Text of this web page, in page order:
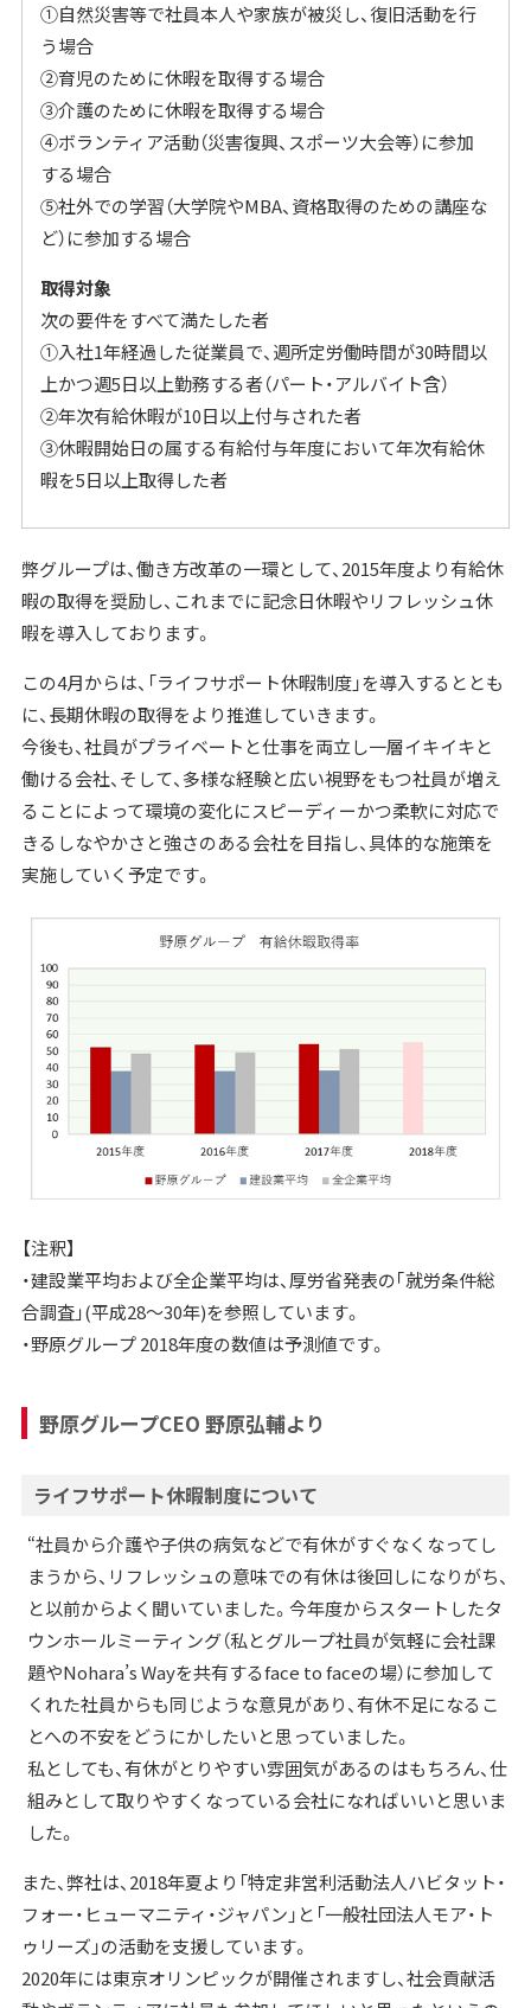
①自然災害等で社員本人や家族が被災し、復旧活動を行
う場合
②育児のために休暇を取得する場合
③介護のために休暇を取得する場合
④ボランティア活動（災害復興、スポーツ大会等）に参加
する場合
⑤社外での学習（大学院やMBA、資格取得のための講座な
ど）に参加する場合
取得対象
次の要件をすべて満たした者
①入社1年経過した従業員で、週所定労働時間が30時間以
上かつ週5日以上勤務する者（パート・アルバイト含）
②年次有給休暇が10日以上付与された者
③休暇開始日の属する有給付与年度において年次有給休
暇を5日以上取得した者
弊グループは、働き方改革の一環として、2015年度より有給休
暇の取得を奨励し、これまでに記念日休暇やリフレッシュ休
暇を導入しております。
この4月からは、「ライフサポート休暇制度」を導入するととも
に、長期休暇の取得をより推進していきます。
今後も、社員がプライベートと仕事を両立し一層イキイキと
働ける会社、そして、多様な経験と広い視野をもつ社員が増え
ることによって環境の変化にスピーディーかつ柔軟に対応で
きるしなやかさと強さのある会社を目指し、具体的な施策を
実施していく予定です。
【注釈】
・建設業平均および全企業平均は、厚労省発表の｢就労条件総
合調査｣(平成28～30年)を参照しています。
・野原グループ 2018年度の数値は予測値です。
野原グループCEO 野原弘輔より
ライフサポート休暇制度について
“社員から介護や子供の病気などで有休がすぐなくなってし
まうから、リフレッシュの意味での有休は後回しになりがち、
と以前からよく聞いていました。今年度からスタートしたタ
ウンホールミーティング（私とグループ社員が気軽に会社課
題やNohara’s Wayを共有するface to faceの場）に参加して
くれた社員からも同じような意見があり、有休不足になるこ
とへの不安をどうにかしたいと思っていました。
私としても、有休がとりやすい雰囲気があるのはもちろん、仕
組みとして取りやすくなっている会社になればいいと思いま
した。
また、弊社は、2018年夏より「特定非営利活動法人ハビタット・
フォー・ヒューマニティ・ジャパン」と「一般社団法人モア・ト
ゥリーズ」の活動を支援しています。
2020年には東京オリンピックが開催されますし、社会貢献活